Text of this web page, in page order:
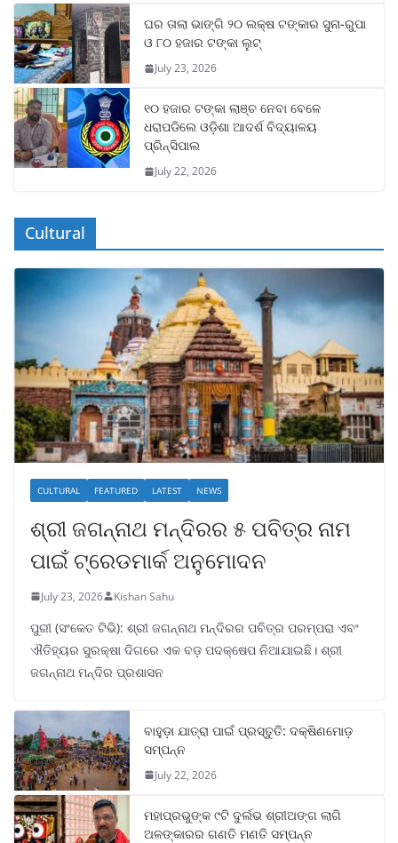
ଘର ତାଲା ଭାଙ୍ଗି ୨୦ ଲକ୍ଷ ଟଙ୍କାର ସୁନା-ରୁପା
ଓ ୮୦ ହଜାର ଟଙ୍କା ଲୁଟ୍
July 23, 2026
୧୦ ହଜାର ଟଙ୍କା ଲାଞ୍ଚ ନେବା ବେଳେ
ଧରାପଡିଲେ ଓଡ଼ିଶା ଆଦର୍ଶ ବିଦ୍ୟାଳୟ
ପ୍ରିନ୍ସିପାଲ
July 22, 2026
Cultural
CULTURAL FEATURED LATEST NEWS
ଶ୍ରୀ ଜଗନ୍ନାଥ ମନ୍ଦିରର ୫ ପବିତ୍ର ନାମ
ପାଇଁ ଟ୍ରେଡମାର୍କ ଅନୁମୋଦନ
July 23, 2026 Kishan Sahu
ପୁରୀ (ସଂକେତ ଟିଭି): ଶ୍ରୀ ଜଗନ୍ନାଥ ମନ୍ଦିରର ପବିତ୍ର ପରମ୍ପରା ଏବଂ
ଐତିହ୍ୟର ସୁରକ୍ଷା ଦିଗରେ ଏକ ବଡ଼ ପଦକ୍ଷେପ ନିଆଯାଇଛି। ଶ୍ରୀ
ଜଗନ୍ନାଥ ମନ୍ଦିର ପ୍ରଶାସନ
ବାହୁଡ଼ା ଯାତ୍ରା ପାଇଁ ପ୍ରସ୍ତୁତି: ଦକ୍ଷିଣମୋଡ଼
ସମ୍ପନ୍ନ
July 22, 2026
ମହାପ୍ରଭୁଙ୍କ ୯ଟି ଦୁର୍ଲଭ ଶ୍ରୀଅଙ୍ଗ ଲାଗି
ଅଳଙ୍କାରର ଗଣତି ମଣତି ସମ୍ପନ୍ନ